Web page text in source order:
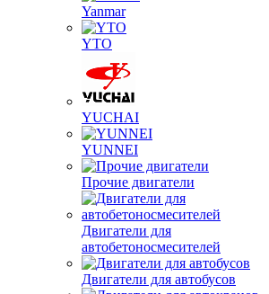
Yanmar
YTO
YUCHAI
YUNNEI
Прочие двигатели
Двигатели для
автобетоносмесителей
Двигатели для автобусов